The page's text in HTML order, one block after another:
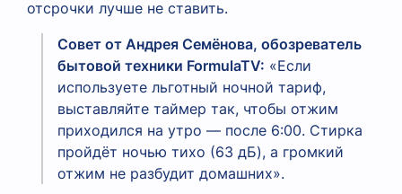
отсрочки лучше не ставить.
Совет от Андрея Семёнова, обозреватель
бытовой техники FormulaTV: «Если
используете льготный ночной тариф,
выставляйте таймер так, чтобы отжим
приходился на утро — после 6:00. Стирка
пройдёт ночью тихо (63 дБ), а громкий
отжим не разбудит домашних».